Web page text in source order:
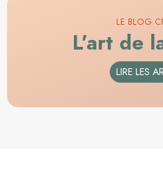
LE BLOG
L’art de
LIRE LES